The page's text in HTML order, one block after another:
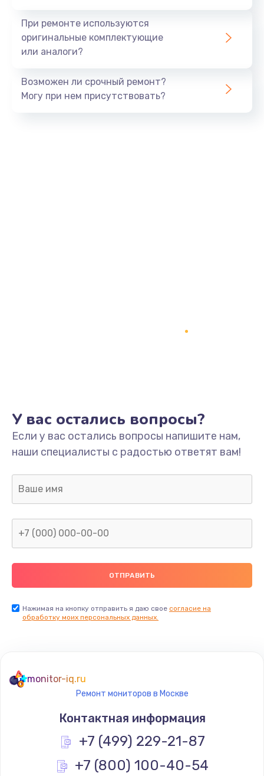
Заказать
1060 руб.
995 руб.
Заказать
Замена шлейфа матрицы
2600 руб.
Замена видеочипа
Ремонт разъема питания
745 руб.
Заказать
Замена видеокарты
1600 руб.
При ремонте используются
оригинальные комплектующие
или аналоги?
Возможен ли срочный ремонт?
Могу при нем присутствовать?
У вас остались вопросы?
Если у вас остались вопросы напишите нам,
наши специалисты с радостью ответят вам!
Нажимая на кнопку отправить я даю свое согласие на
обработку моих персональных данных.
monitor-iq.ru
Ремонт мониторов в Москве
Контактная информация
+7 (499) 229-21-87
+7 (800) 100-40-54